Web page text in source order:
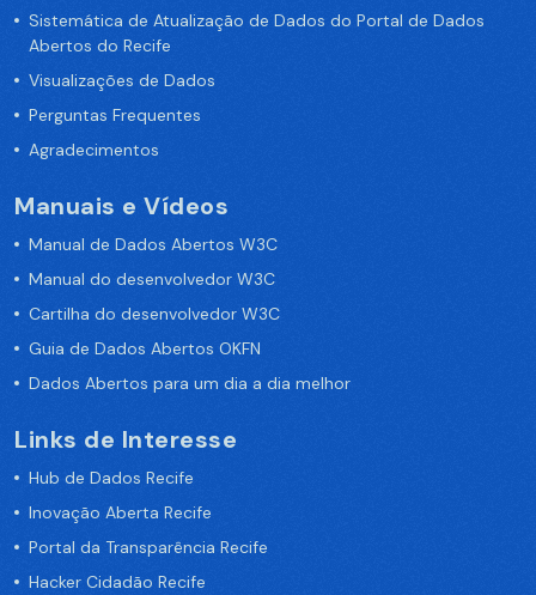
Sistemática de Atualização de Dados do Portal de Dados
Abertos do Recife
Visualizações de Dados
Perguntas Frequentes
Agradecimentos
Manuais e Vídeos
Manual de Dados Abertos W3C
Manual do desenvolvedor W3C
Cartilha do desenvolvedor W3C
Guia de Dados Abertos OKFN
Dados Abertos para um dia a dia melhor
Links de Interesse
Hub de Dados Recife
Inovação Aberta Recife
Portal da Transparência Recife
Hacker Cidadão Recife